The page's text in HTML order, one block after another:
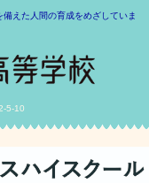
えた人間の育成をめざしていま
5-10